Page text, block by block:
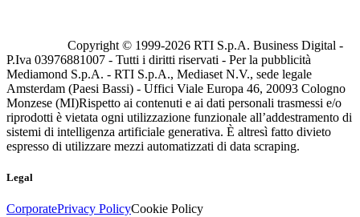
Copyright © 1999-2026 RTI S.p.A. Business Digital -
P.Iva 03976881007 - Tutti i diritti riservati - Per la pubblicità
Mediamond S.p.A. - RTI S.p.A., Mediaset N.V., sede legale
Amsterdam (Paesi Bassi) - Uffici Viale Europa 46, 20093 Cologno
Monzese (MI)Rispetto ai contenuti e ai dati personali trasmessi e/o
riprodotti è vietata ogni utilizzazione funzionale all’addestramento di
sistemi di intelligenza artificiale generativa. È altresì fatto divieto
espresso di utilizzare mezzi automatizzati di data scraping.
Legal
CorporatePrivacy PolicyCookie Policy